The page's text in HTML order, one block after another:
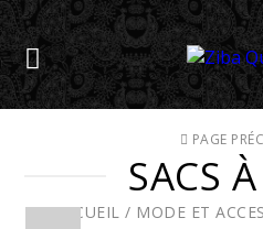
PAGE
SACS
ACCUEIL / MODE ET